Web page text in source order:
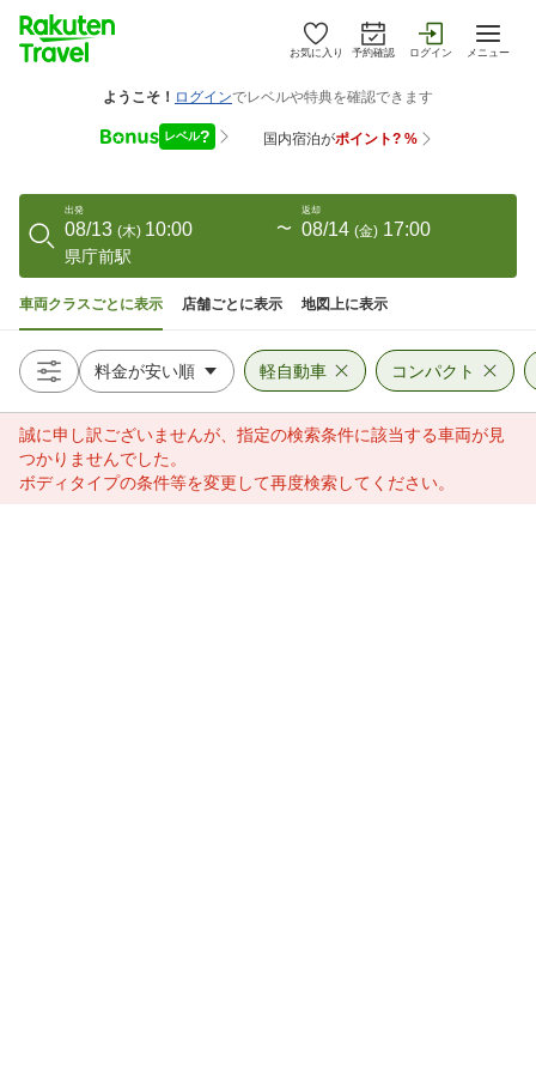
お気に入り 予約確認 ログイン メニュー
出発
08/13 (木) 10:00 〜
返却
08/14 (金) 17:00
県庁前駅
車両クラスごとに表示 店舗ごとに表示 地図上に表示
軽自動車 コンパクト
誠に申し訳ございませんが、指定の検索条件に該当する車両が見
つかりませんでした。
ボディタイプの条件等を変更して再度検索してください。